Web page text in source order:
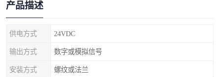
产品描述
供电方式 24VDC
输出方式 数字或模拟信号
安装方式 螺纹或法兰